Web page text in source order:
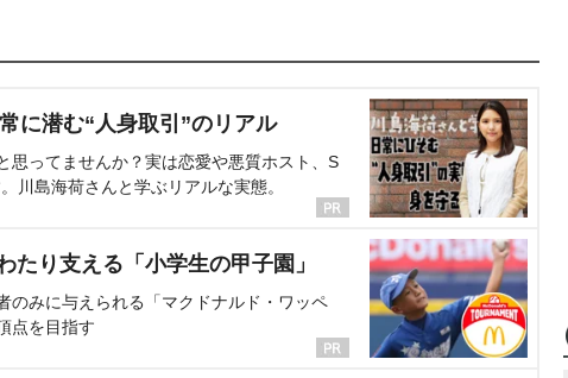
に潜む“人身取引”のリアル
思ってませんか？実は恋愛や悪質ホスト、S
川島海荷さんと学ぶリアルな実態。
たり支える「小学生の甲子園」
のみに与えられる「マクドナルド・ワッペ
点を目指す